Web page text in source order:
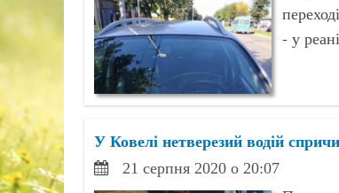
- у
У Ковелі нетверезий водій
21 серпня 2020 о 20:07